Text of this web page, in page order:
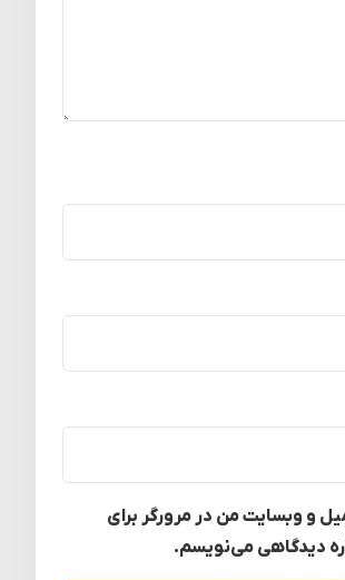
و وبسایت من در مرورگر برای
دیدگاهی می‌نویسم.